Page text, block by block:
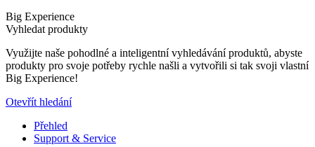
Big Experience
Vyhledat produkty
Využijte naše pohodlné a inteligentní vyhledávání produktů, abyste
produkty pro svoje potřeby rychle našli a vytvořili si tak svoji vlastní
Big Experience!
Otevřít hledání
Přehled
Support & Service